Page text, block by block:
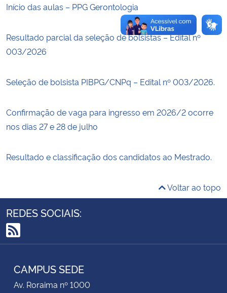
Início das aulas – PPG Gerontologia
Resultado parcial da seleção de bolsistas – Edital nº
003/2026
Seleção de bolsista PIBPG/CNPq – Edital nº 003/2026.
Confirmação de vaga para ingresso em 2026/2 ocorre
nos dias 27 e 28 de julho
Resultado e classificação dos candidatos ao Mestrado.
Voltar ao topo
REDES SOCIAIS:
RSS
CAMPUS SEDE
Av. Roraima nº 1000